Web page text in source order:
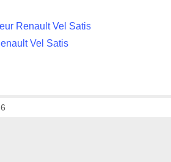
Renault Vel Satis
Vel Satis